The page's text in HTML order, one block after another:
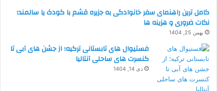
کامل ترین راهنمای سفر خانوادگی به جزیره قشم با کودک یا سالمند؛
نکات ضروری و هزینه ها
بهمن 25, 1404
فستیوال های تابستانی ترکیه؛ از جشن های آبی تا
کنسرت های ساحلی آنتالیا
دی 14, 1404